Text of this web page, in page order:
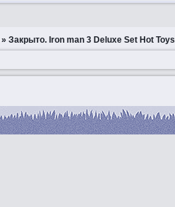
»Закрытo. Iron man 3 Deluxe Set Hot Toys